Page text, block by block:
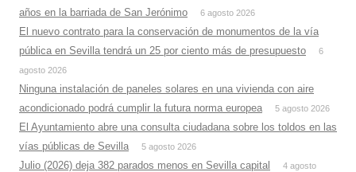
años en la barriada de San Jerónimo
6 agosto 2026
El nuevo contrato para la conservación de monumentos de la vía
pública en Sevilla tendrá un 25 por ciento más de presupuesto
6
agosto 2026
Ninguna instalación de paneles solares en una vivienda con aire
acondicionado podrá cumplir la futura norma europea
5 agosto 2026
El Ayuntamiento abre una consulta ciudadana sobre los toldos en las
vías públicas de Sevilla
5 agosto 2026
Julio (2026) deja 382 parados menos en Sevilla capital
4 agosto